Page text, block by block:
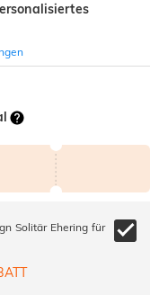
Solitär Ehering für